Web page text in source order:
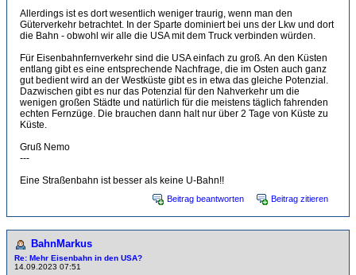
Allerdings ist es dort wesentlich weniger traurig, wenn man den
Güterverkehr betrachtet. In der Sparte dominiert bei uns der Lkw und dort
die Bahn - obwohl wir alle die USA mit dem Truck verbinden würden.
Für Eisenbahnfernverkehr sind die USA einfach zu groß. An den Küsten
entlang gibt es eine entsprechende Nachfrage, die im Osten auch ganz
gut bedient wird an der Westküste gibt es in etwa das gleiche Potenzial.
Dazwischen gibt es nur das Potenzial für den Nahverkehr um die
wenigen großen Städte und natürlich für die meistens täglich fahrenden
echten Fernzüge. Die brauchen dann halt nur über 2 Tage von Küste zu
Küste.
Gruß Nemo
---
Eine Straßenbahn ist besser als keine U-Bahn!!
Beitrag beantworten Beitrag zitieren
BahnMarkus
Re: Mehr Eisenbahn in den USA?
14.09.2023 07:51